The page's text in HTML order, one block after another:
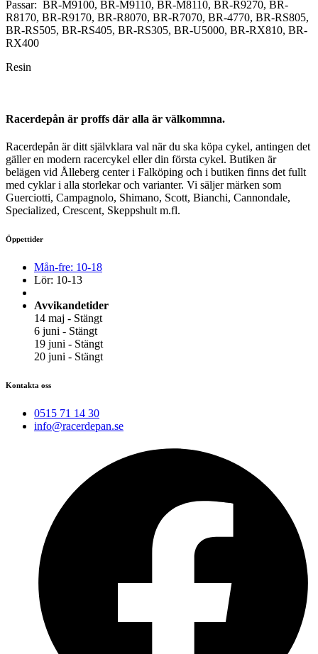
Passar: BR-M9100, BR-M9110, BR-M8110, BR-R9270, BR-
R8170, BR-R9170, BR-R8070, BR-R7070, BR-4770, BR-RS805,
BR-RS505, BR-RS405, BR-RS305, BR-U5000, BR-RX810, BR-
RX400
Resin
Racerdepån är proffs där alla är välkommna.
Racerdepån är ditt självklara val när du ska köpa cykel, antingen det
gäller en modern racercykel eller din första cykel. Butiken är
belägen vid Ålleberg center i Falköping och i butiken finns det fullt
med cyklar i alla storlekar och varianter. Vi säljer märken som
Guerciotti, Campagnolo, Shimano, Scott, Bianchi, Cannondale,
Specialized, Crescent, Skeppshult m.fl.
Öppettider
Mån-fre: 10-18
Lör: 10-13
Avvikandetider
14 maj - Stängt
6 juni - Stängt
19 juni - Stängt
20 juni - Stängt
Kontakta oss
0515 71 14 30
info@racerdepan.se